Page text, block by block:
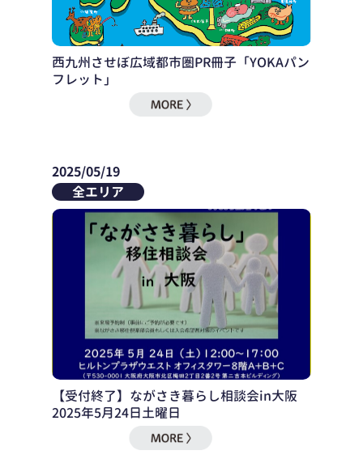
西九州させぼ広域都市圏PR冊子「YOKAパン
フレット」
2025/05/19
全エリア
【受付終了】ながさき暮らし相談会in大阪
2025年5月24日土曜日